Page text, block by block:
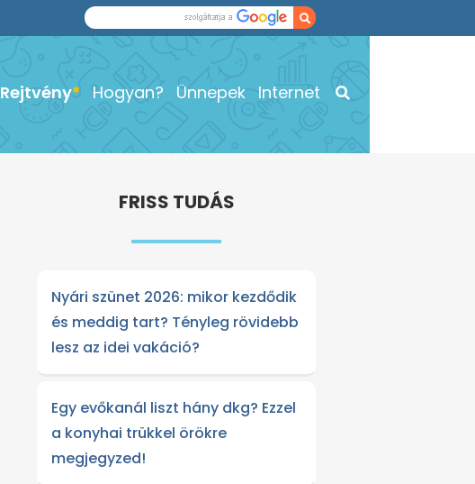
Rejtvény Hogyan? Ünnepek Internet
FRISS TUDÁS
Nyári szünet 2026: mikor kezdődik
és meddig tart? Tényleg rövidebb
lesz az idei vakáció?
Egy evőkanál liszt hány dkg? Ezzel
a konyhai trükkel örökre
megjegyzed!